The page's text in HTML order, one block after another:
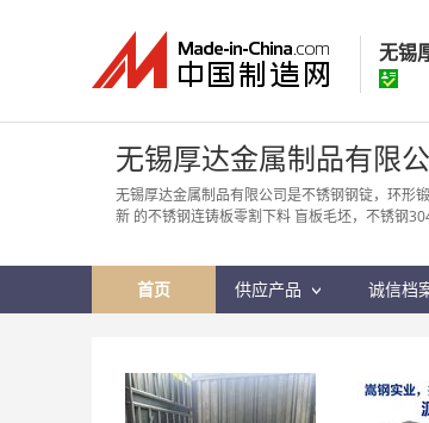
无锡
无锡厚达金属制品有限
无锡厚达金属制品有限公司是不锈钢钢锭，环形
新 的不锈钢连铸板零割下料 盲板毛坯，不锈钢
首页 供应产品 诚信档